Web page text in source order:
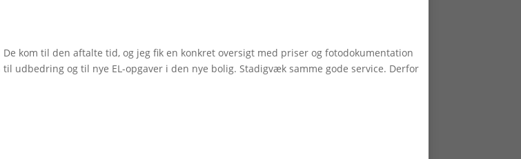
kom til den aftalte tid, og jeg fik en konkret oversigt med priser og fotodokumentation
udbedring og til nye EL-opgaver i den nye bolig. Stadigvæk samme gode service. Derfor